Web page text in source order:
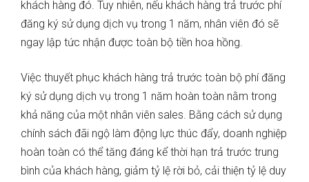
khách hàng đó. Tuy nhiên, nếu khách hàng trả trước phí
đăng ký sử dụng dịch vụ trong 1 năm, nhân viên đó sẽ
ngay lập tức nhận được toàn bộ tiền hoa hồng.
Việc thuyết phục khách hàng trả trước toàn bộ phí đăng
ký sử dụng dịch vụ trong 1 năm hoàn toàn nằm trong
khả năng của một nhân viên sales. Bằng cách sử dụng
chính sách đãi ngộ làm động lực thúc đẩy, doanh nghiệp
hoàn toàn có thể tăng đáng kể thời hạn trả trước trung
bình của khách hàng, giảm tỷ lệ rời bỏ, cải thiện tỷ lệ duy